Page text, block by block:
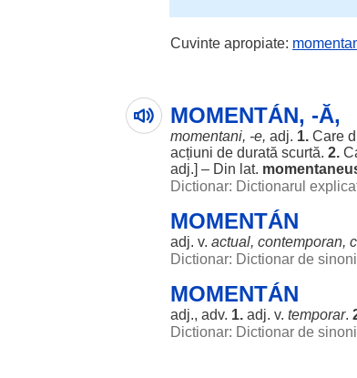
Cuvinte apropiate:
MOMENTÁN, -Ă,
momentani, -e, adj. 1. Care
acțiuni de durată scurtă. 2.
adj.] – Din lat.
Dictionar: Dictionarul
MOMENTÁN
adj. v. actual, contemporan,
Dictionar: Dictionar de
MOMENTÁN
adj., adv. 1. adj. v. temporar.
Dictionar: Dictionar de